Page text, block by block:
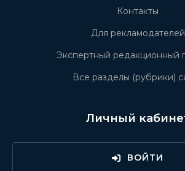
Контакты
Для рекламодателей
Экспертный редакционный
Все разделы (рубрики)
Личный
ВОЙТИ